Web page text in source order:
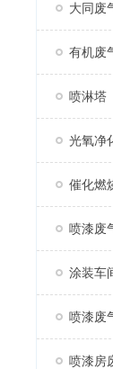
大同废
有机废
喷淋塔
光氧净
催化燃
喷漆废
涂装车
喷漆废
喷漆房